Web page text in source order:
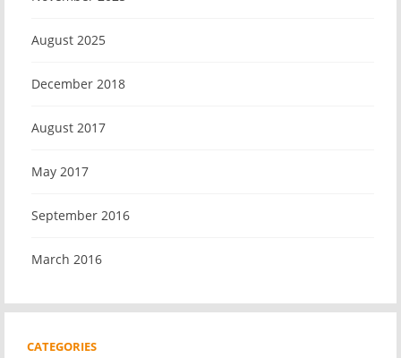
August 2025
December 2018
August 2017
May 2017
September 2016
March 2016
CATEGORIES